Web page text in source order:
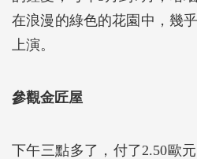
在浪漫的綠色的花園中，幾
上演。
參觀金匠屋
下午三點多了，付了2.50歐